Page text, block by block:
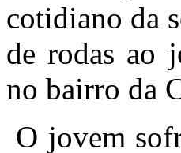
cotidiano da
de rodas ao
no bairro da
O jovem